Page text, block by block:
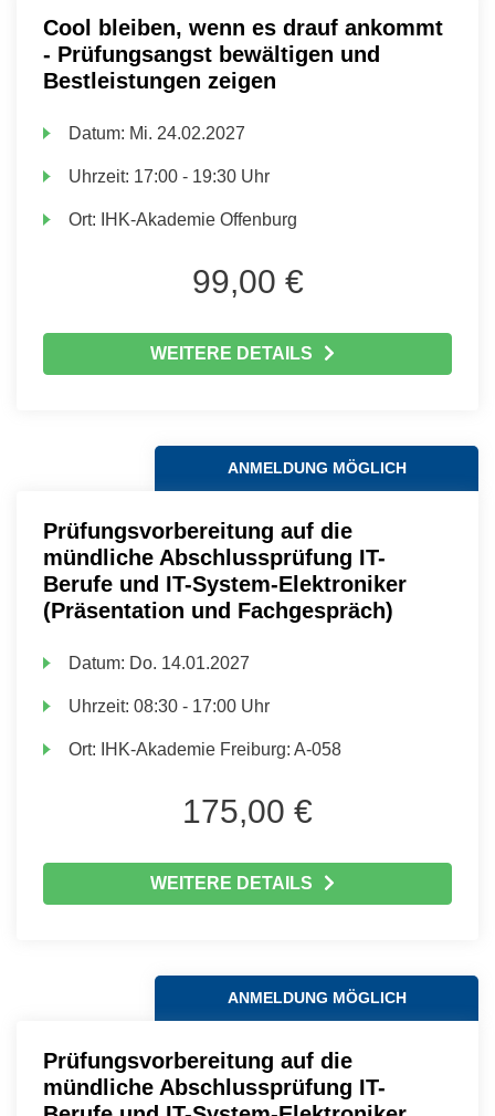
Cool bleiben, wenn es drauf ankommt
- Prüfungsangst bewältigen und
Bestleistungen zeigen
Datum: Mi. 24.02.2027
Uhrzeit: 17:00 - 19:30 Uhr
Ort: IHK-Akademie Offenburg
99,00 €
WEITERE DETAILS
ANMELDUNG MÖGLICH
Prüfungsvorbereitung auf die
mündliche Abschlussprüfung IT-
Berufe und IT-System-Elektroniker
(Präsentation und Fachgespräch)
Datum: Do. 14.01.2027
Uhrzeit:08:30 - 17:00 Uhr
Ort: IHK-Akademie Freiburg: A-058
175,00 €
WEITERE DETAILS
ANMELDUNG MÖGLICH
Prüfungsvorbereitung auf die
mündliche Abschlussprüfung IT-